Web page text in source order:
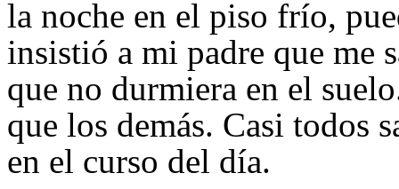
la noche en el piso frío,
insistió a mi padre que me
que no durmiera en el
que los demás. Casi todos
en el curso del día.